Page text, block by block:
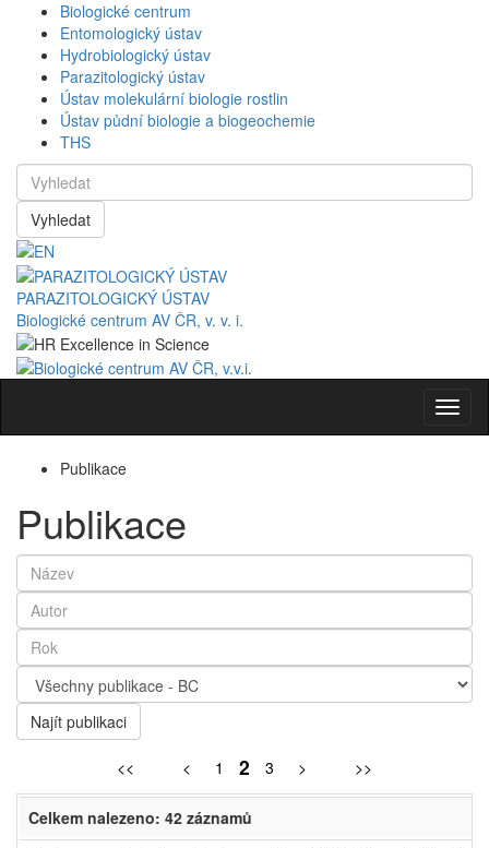
Biologické centrum
Entomologický ústav
Hydrobiologický ústav
Parazitologický ústav
Ústav molekulární biologie rostlin
Ústav půdní biologie a biogeochemie
THS
Vyhledat
PARAZITOLOGICKÝ ÚSTAV
Biologické centrum AV ČR, v. v. i.
Publikace
Publikace
Najít publikaci
<< < 1 2 3 > >>
Celkem nalezeno: 42 záznamů